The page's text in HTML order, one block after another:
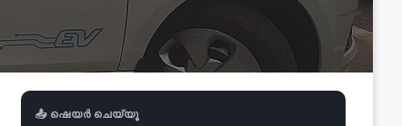
📤 ഷെയർ ചെയ്യൂ